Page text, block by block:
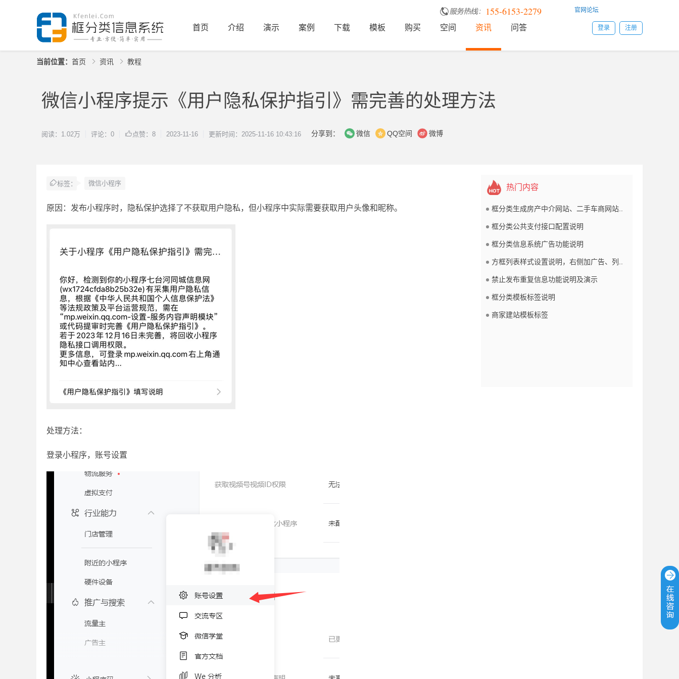
首页 介绍 演示 案例 下载 模板 购买 空间 资讯 问答 登录 注册
155-6153-2279 官网论坛
当前位置： 首页 资讯 教程
微信小程序提示《用户隐私保护指引》需完善的处理方法
阅读：1.02万 评论：0 点赞：8 2023-11-16 更新时间：2025-11-16 10:43:16 分享到： 微信 QQ空间 微博
标签： 微信小程序
原因：发布小程序时，隐私保护选择了不获取用户隐私，但小程序中实际需要获取用户头像和昵称。
处理方法：
登录小程序，账号设置
热门内容
框分类生成房产中介网站、二手车商网站..
框分类公共支付接口配置说明
框分类信息系统广告功能说明
方框列表样式设置说明，右侧加广告、列..
禁止发布重复信息功能说明及演示
框分类模板标签说明
商家建站模板标签